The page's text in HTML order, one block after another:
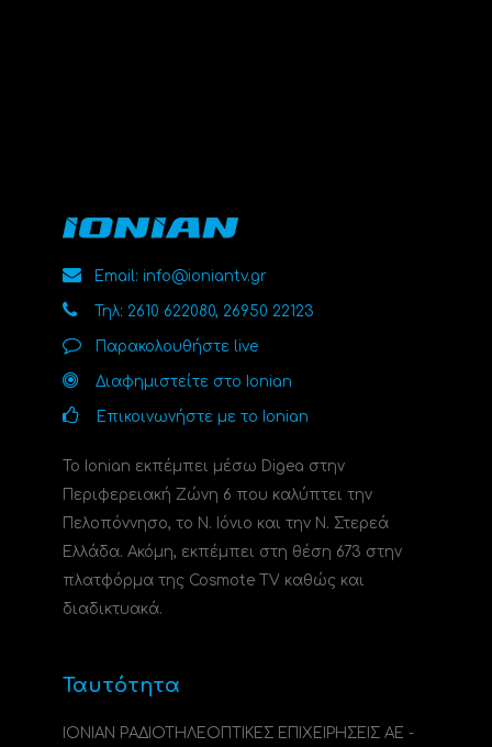
Email: info@ioniantv.gr
Τηλ: 2610 622080, 26950 22123
Παρακολουθήστε live
Διαφημιστείτε στο Ionian
Επικοινωνήστε με το Ionian
Το Ionian εκπέμπει μέσω Digea στην
Περιφερειακή Ζώνη 6 που καλύπτει την
Πελοπόννησο, το N. Ιόνιο και την Ν. Στερεά
Ελλάδα. Ακόμη, εκπέμπει στη θέση 673 στην
πλατφόρμα της Cosmote TV καθώς και
διαδικτυακά.
Ταυτότητα
ΙΟΝΙΑΝ ΡΑΔΙΟΤΗΛΕΟΠΤΙΚΕΣ ΕΠΙΧΕΙΡΗΣΕΙΣ ΑΕ -